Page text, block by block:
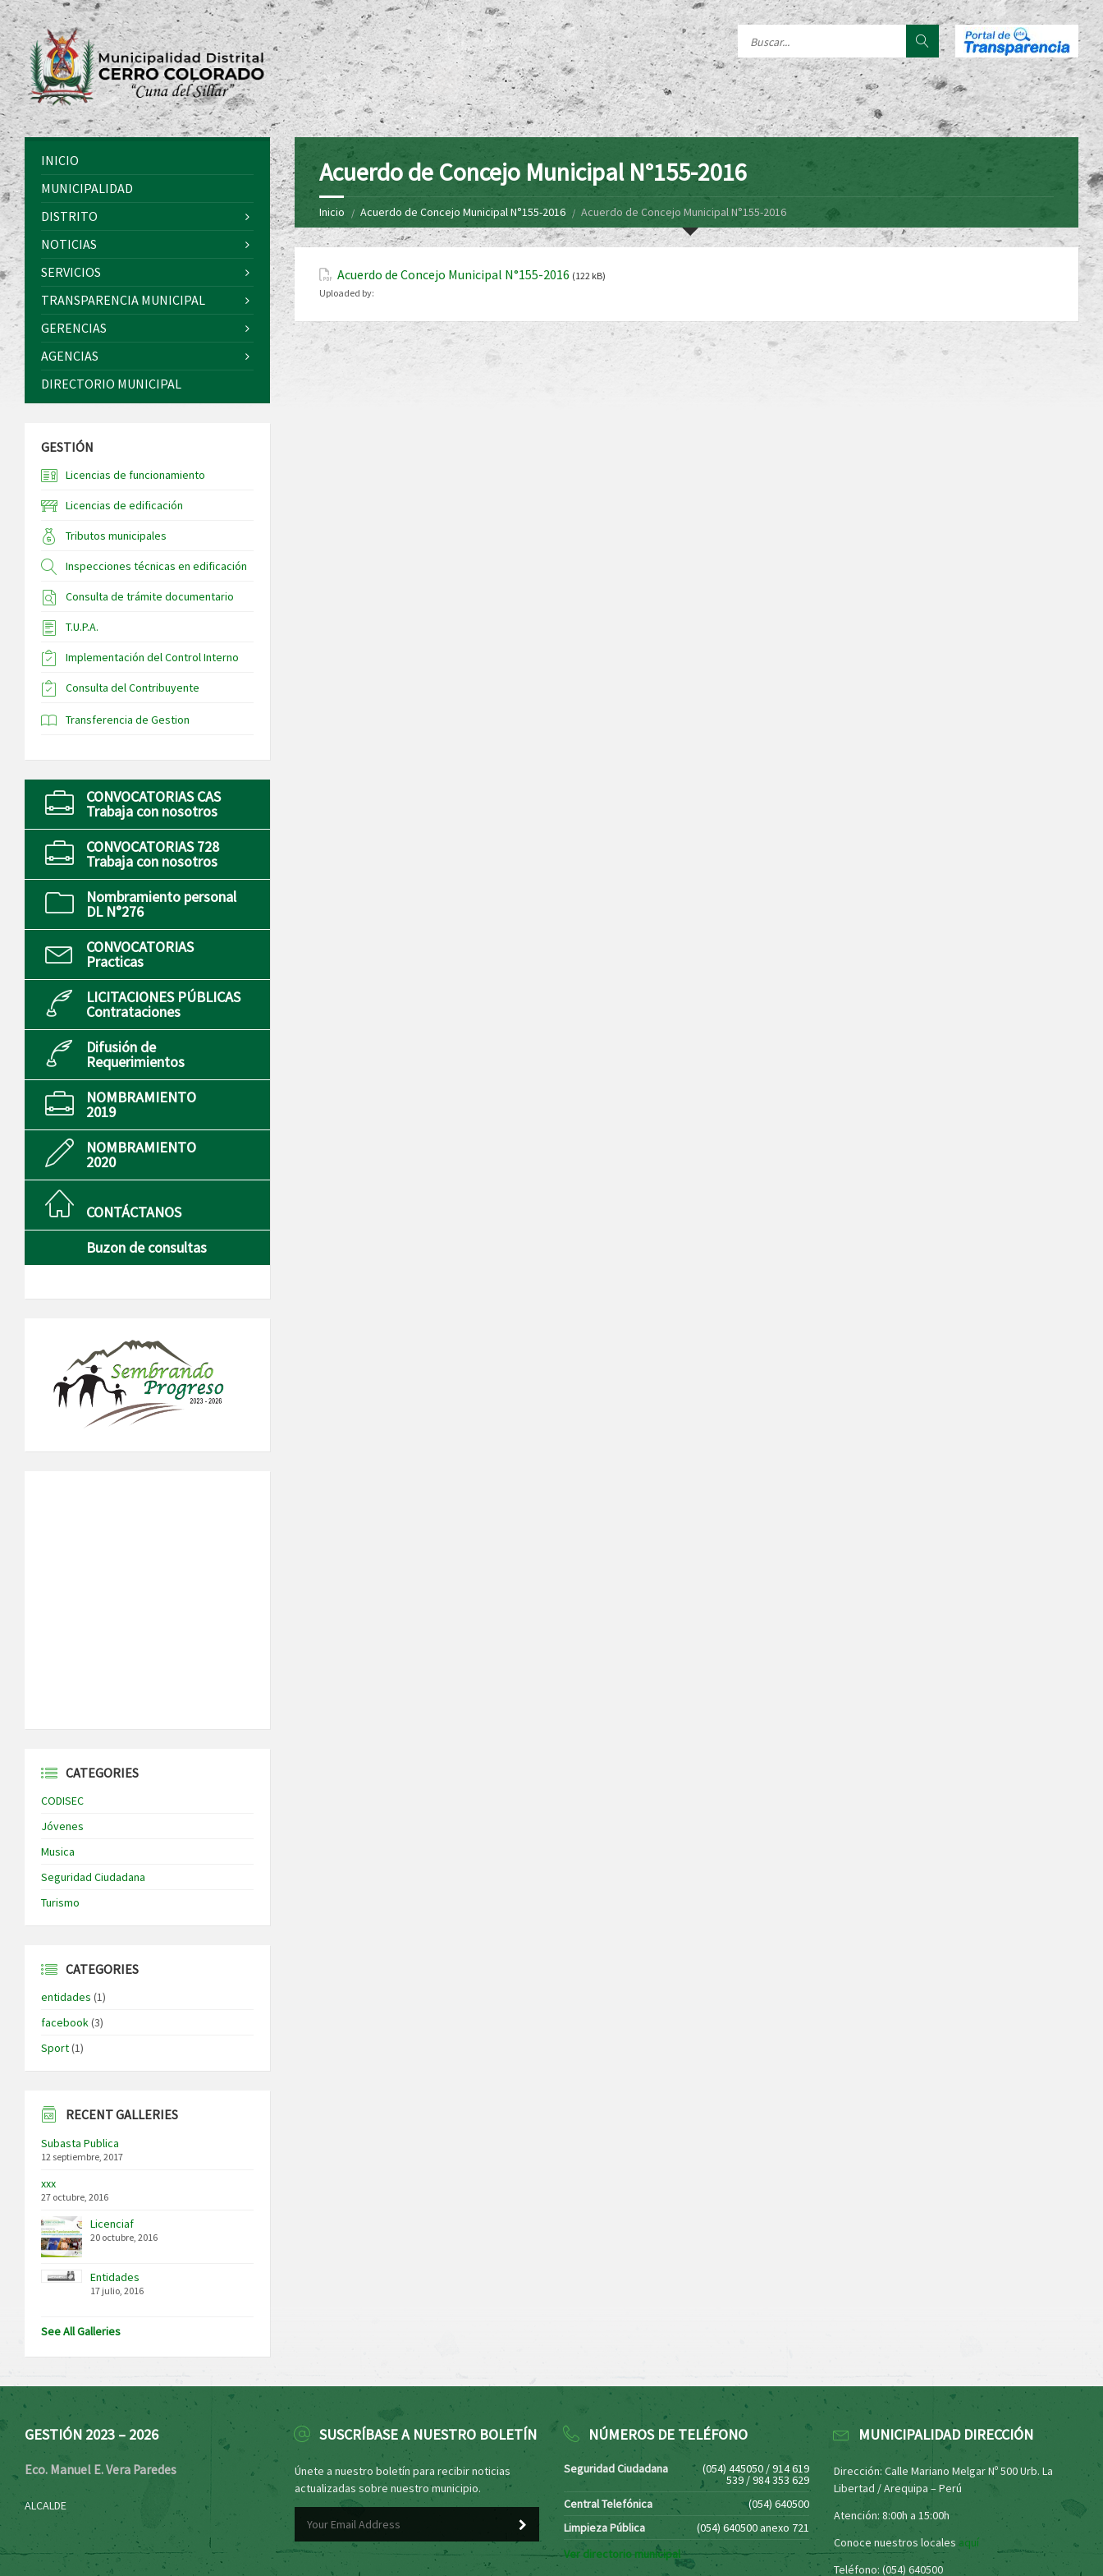
Acuerdo de Concejo Municipal N°155-2016
Inicio Acuerdo de Concejo Municipal N°155-2016 Acuerdo de Concejo Municipal N°155-2016
Acuerdo de Concejo Municipal N°155-2016 (122 kB)
Uploaded by:
INICIO
MUNICIPALIDAD
DISTRITO
NOTICIAS
SERVICIOS
TRANSPARENCIA MUNICIPAL
GERENCIAS
AGENCIAS
DIRECTORIO MUNICIPAL
GESTIÓN
Licencias de funcionamiento
Licencias de edificación
Tributos municipales
Inspecciones técnicas en edificación
Consulta de trámite documentario
T.U.P.A.
Implementación del Control Interno
Consulta del Contribuyente
Transferencia de Gestion
CONVOCATORIAS CAS
Trabaja con nosotros
CONVOCATORIAS 728
Trabaja con nosotros
Nombramiento personal
DL N°276
CONVOCATORIAS
Practicas
LICITACIONES PÚBLICAS
Contrataciones
Difusión de
Requerimientos
NOMBRAMIENTO
2019
NOMBRAMIENTO
2020
CONTÁCTANOS
Buzon de consultas
CATEGORIES
CODISEC
Jóvenes
Musica
Seguridad Ciudadana
Turismo
CATEGORIES
entidades (1)
facebook(3)
Sport(1)
RECENT GALLERIES
Subasta Publica
12 septiembre, 2017
xxx
27 octubre, 2016
Licenciaf
20 octubre, 2016
Entidades
17 julio, 2016
See All Galleries
GESTIÓN 2023 – 2026
Eco. Manuel E. Vera Paredes
ALCALDE
SUSCRÍBASE A NUESTRO BOLETÍN
Únete a nuestro boletín para recibir noticias
actualizadas sobre nuestro municipio.
NÚMEROS DE TELÉFONO
Seguridad Ciudadana (054) 445050 / 914 619
539 / 984 353 629
Central Telefónica
(054) 640500
Limpieza Pública
(054) 640500 anexo 721
Ver directorio municipal
MUNICIPALIDAD DIRECCIÓN
Dirección: Calle Mariano Melgar Nº 500 Urb. La
Libertad / Arequipa – Perú
Atención: 8:00h a 15:00h
Conoce nuestros locales aquí
Teléfono: (054) 640500